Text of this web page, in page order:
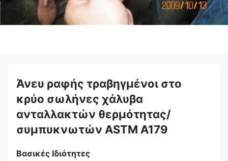
Άνευ ραφής τραβηγμένοι στο
κρύο σωλήνες χάλυβα
ανταλλακτών θερμότητας/
συμπυκνωτών ASTM A179
Βασικές Ιδιότητες